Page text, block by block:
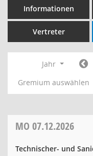
Informationen
Vertreter
Jahr
Gremium auswählen
MO 07.12.2026
Technischer- und